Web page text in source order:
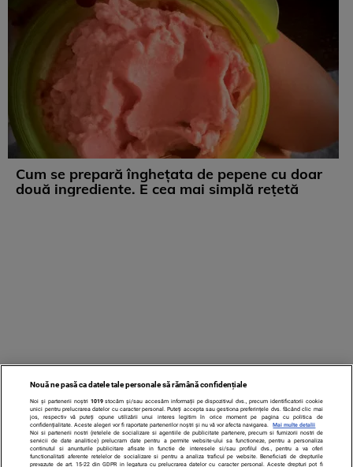
Cum se prepară înghețata de pepene cu doar
două ingrediente. E cea mai simplă rețetă
Nouă ne pasă ca datele tale personale să rămână confidențiale
Noi și partenerii noștri 1019stocăm și/sau accesăm informații pe dispozitivul dvs., precum identificatorii cookie
unici pentru prelucrarea datelor cu caracter personal. Puteți accepta sau gestiona preferințele dvs. făcând clic mai
jos, respectiv vă puteți opune utilizării unui interes legitim în orice moment pe pagina cu politica de
confidențialitate. Aceste alegeri vor fi raportate partenerilor noștri și nu vă vor afecta navigarea.
Mai multe detalii
Noi si partenerii nostri (retelele de socializare si agentiile de publicitate partenere, precum si furnizorii nostri de
servicii de date analitice) prelucram date pentru a permite website-ului sa functioneze, pentru a personaliza
continutul si anunturile publicitare afisate in functie de interesele si/sau profilul dvs., pentru a va oferi
functionalitati aferente retelelor de socializare si pentru a analiza traficul pe website. Beneficiati de drepturile
prevazute de art. 15-22 din GDPR in legatura cu prelucrarea datelor cu caracter personal. Aceste drepturi pot fi